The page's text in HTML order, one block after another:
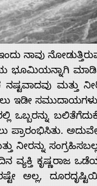
ನಾವು
ಭೂಮಿಯನ್ನಾಗಿ ಮಾಡಿ
ನಷ್ಟವಾದವು
ಇಡೀ ಸಮುದಾಯಗಳು
ಒಬ್ಬರನ್ನು
ವ್ಯಕ್ತಿ ಕೃಷ್ಣರಾಜ
ಅಲ್ಲ,